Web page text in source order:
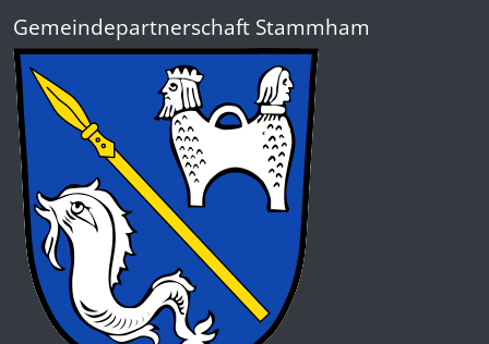
Gemeindepartnerschaft Stammham